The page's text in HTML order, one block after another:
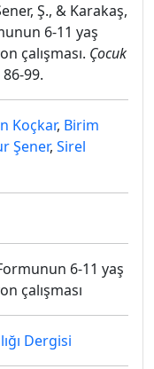
Ş., & Karakaş,
6-11 yaş
çalışması. Çocuk
86-99.
Koçkar, Birim
Şener, Sirel
6-11 yaş
çalışması
Dergisi